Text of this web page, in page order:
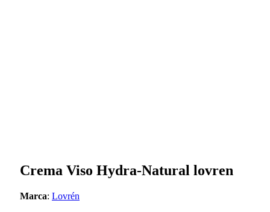
Crema Viso Hydra-Natural lovren
Marca: Lovrén